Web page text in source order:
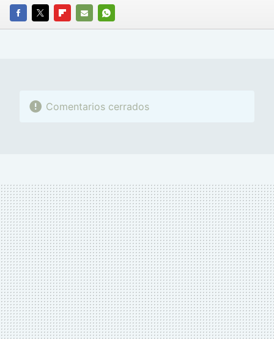
FACEBOOK
TWITTERFLIPBOARD
E-
WHATSAPP
Comentarios cerrados